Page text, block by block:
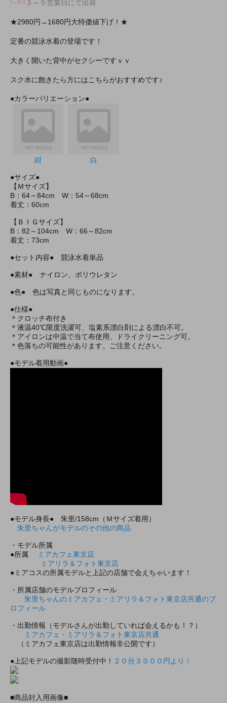
３～５営業日にて出荷
★2980円→1680円大特価値下げ！★
定番の競泳水着の登場です！
大きく開いた背中がセクシーですｖｖ
スク水に飽きたら方にはこちらがおすすめです♪
●カラーバリエーション●
紺 白
●サイズ●
【Ｍサイズ】
B：64～84cm W：54～68cm
着丈：60cm
【ＢＩＧサイズ】
B：82～104cm W：66～82cm
着丈：73cm
●セット内容● 競泳水着単品
●素材● ナイロン、ポリウレタン
●色● 色は写真と同じものになります。
●仕様●
＊クロッチ布付き
＊液温40℃限度洗濯可、塩素系漂白剤による漂白不可。
＊アイロンは中温で当て布使用、ドライクリーニング可。
＊色落ちの可能性があります。ご注意ください。
●モデル着用動画●
●モデル身長● 朱里/158cm（Ｍサイズ着用）
朱里ちゃんがモデルのその他の商品
・モデル所属
●所属
ミアカフェ東京店
ミアリラ＆フォト東京店
●ミアコスの所属モデルと上記の店舗で会えちゃいます！
・所属店舗のモデルプロフィール
朱里ちゃんのミアカフェ・ミアリラ＆フォト東京店共通のプ
ロフィール
・出勤情報（モデルさんが出勤していれば会えるかも！？）
ミアカフェ・ミアリラ＆フォト東京店共通
（ミアカフェ東京店は出勤情報非公開です）
●上記モデルの撮影随時受付中！ ２０分３０００円より！
■商品封入用画像■